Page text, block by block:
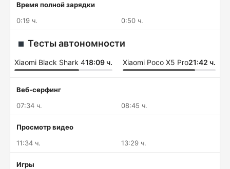
Время полной зарядки
0:19 ч.
0:50 ч.
Тесты автономности
Xiaomi Black Shark 418:09 ч. Xiaomi Poco X5 Pro21:42 ч.
Веб-серфинг
07:34 ч.
08:45 ч.
Просмотр видео
11:34 ч.
13:29 ч.
Игры